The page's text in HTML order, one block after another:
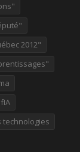
2012"
technologies